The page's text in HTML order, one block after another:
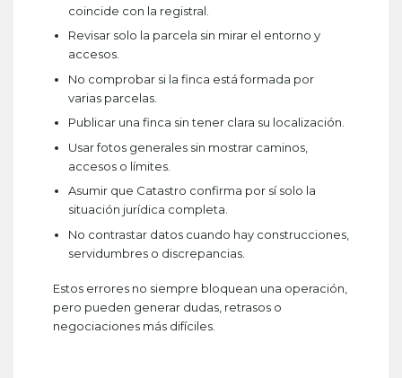
coincide con la registral.
Revisar solo la parcela sin mirar el entorno y
accesos.
No comprobar si la finca está formada por
varias parcelas.
Publicar una finca sin tener clara su localización.
Usar fotos generales sin mostrar caminos,
accesos o límites.
Asumir que Catastro confirma por sí solo la
situación jurídica completa.
No contrastar datos cuando hay construcciones,
servidumbres o discrepancias.
Estos errores no siempre bloquean una operación,
pero pueden generar dudas, retrasos o
negociaciones más difíciles.